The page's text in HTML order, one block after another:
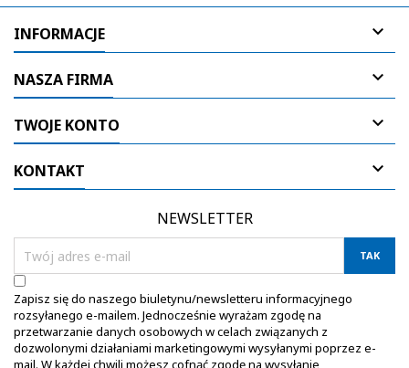
INFORMACJE 
NASZA FIRMA 
TWOJE KONTO 
KONTAKT 
NEWSLETTER
Zapisz się do naszego biuletynu/newsletteru informacyjnego
rozsyłanego e-mailem. Jednocześnie wyrażam zgodę na
przetwarzanie danych osobowych w celach związanych z
dozwolonymi działaniami marketingowymi wysyłanymi poprzez e-
mail. W każdej chwili możesz cofnąć zgodę na wysyłanie